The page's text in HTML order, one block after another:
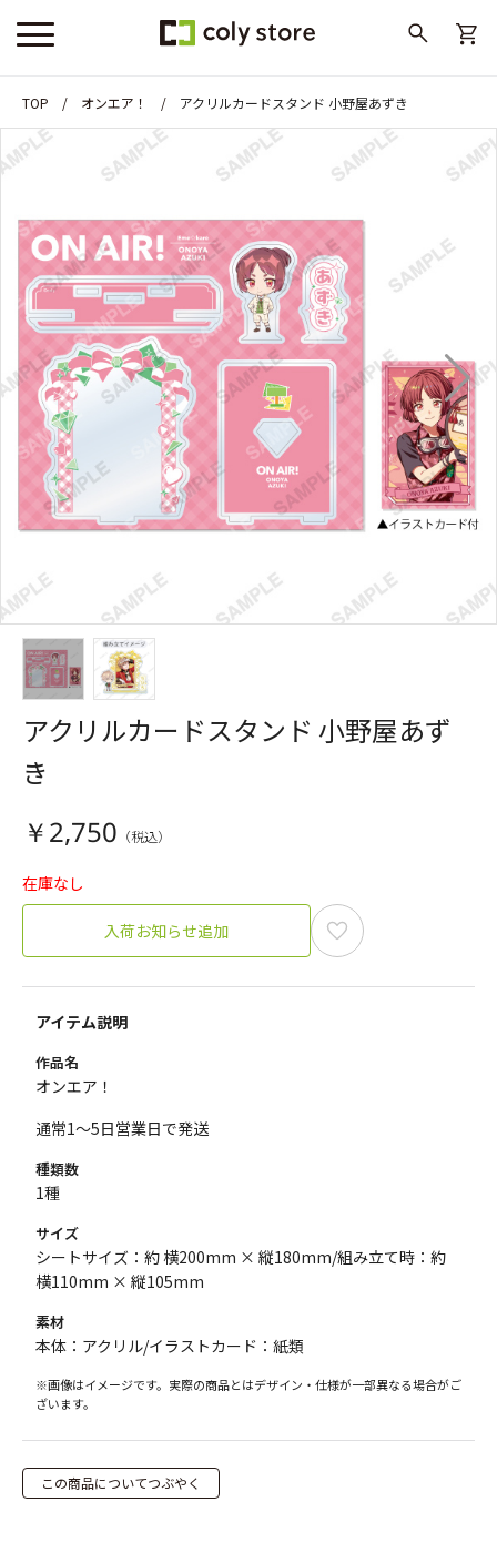
TOP オンエア！ アクリルカードスタンド 小野屋あずき
アクリルカードスタンド 小野屋あず
き
￥2,750
在庫なし
入荷お知らせ追加
アイテム説明
作品名
オンエア！
通常1～5日営業日で発送
種類数
1種
サイズ
シートサイズ：約 横200mm × 縦180mm/組み立て時：約
横110mm × 縦105mm
素材
本体：アクリル/イラストカード：紙類
※画像はイメージです。実際の商品とはデザイン・仕様が一部異なる場合がご
ざいます。
この商品についてつぶやく